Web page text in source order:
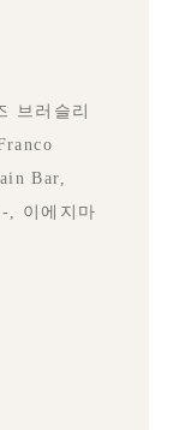
브러슬리
Bar,
, 이에지마